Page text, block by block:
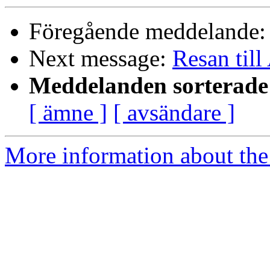
Föregående
Next message: Resan till
Meddelanden
[ ämne ] [ avsändare ]
More information about